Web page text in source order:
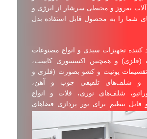
آلات به‌روز و محیطی سرشار از انرژی و
شما را به محصول قابل استفاده بدل
کننده تجهیزات سبدی و انواع مصنوعات
(فلزی) و همچنین اکسسوری کابینت،
و تقسیمات یونیت و کشو بصورت (فلزی و
و شلف‌های تلفیقی چوب و آهن،
شلف‌های نوری، فلات و انواع
قابل تنظیم برای نور پردازی فضاهای
و آشناترین نام صنعتی به